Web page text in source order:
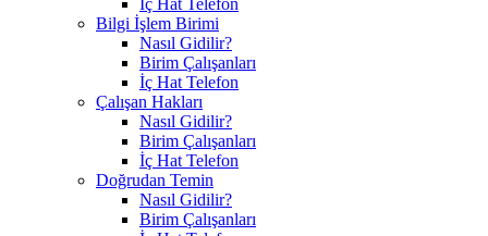
Bilgi İşlem Birimi
Nasıl Gidilir?
Birim Çalışanları
İç Hat Telefon
Çalışan Hakları
Nasıl Gidilir?
Birim Çalışanları
İç Hat Telefon
Doğrudan Temin
Nasıl Gidilir?
Birim Çalışanları